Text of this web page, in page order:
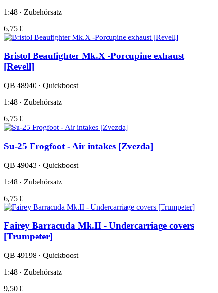
1:48 · Zubehörsatz
6,75 €
Bristol Beaufighter Mk.X -Porcupine exhaust
[Revell]
QB 48940 · Quickboost
1:48 · Zubehörsatz
6,75 €
Su-25 Frogfoot - Air intakes [Zvezda]
QB 49043 · Quickboost
1:48 · Zubehörsatz
6,75 €
Fairey Barracuda Mk.II - Undercarriage covers
[Trumpeter]
QB 49198 · Quickboost
1:48 · Zubehörsatz
9,50 €